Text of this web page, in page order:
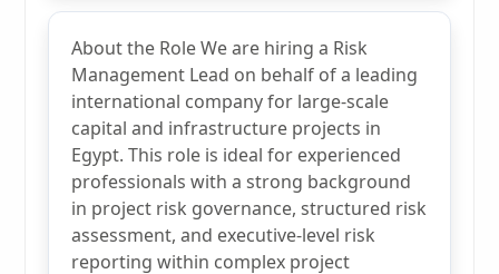
About the Role We are hiring a Risk
Management Lead on behalf of a leading
international company for large-scale
capital and infrastructure projects in
Egypt. This role is ideal for experienced
professionals with a strong background
in project risk governance, structured risk
assessment, and executive-level risk
reporting within complex project